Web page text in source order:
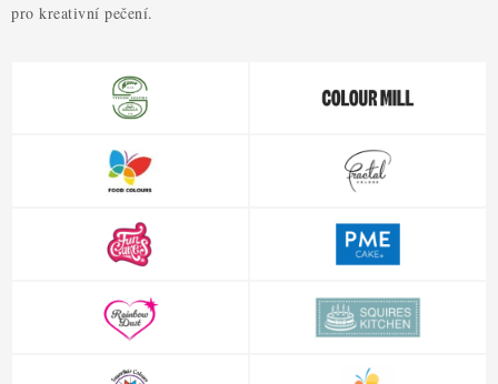
PRO OSLAVY
DO KUCHYNĚ
ZDRAVÉ PEČENÍ
DÁRKOVÉ POUKAZY
TÉMATICKÉ PRODUKTY
PROFI BALENÍ
pro kreativní pečení.